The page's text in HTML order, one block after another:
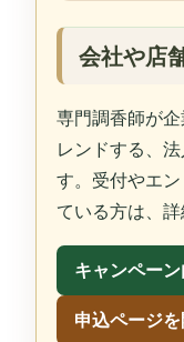
会社や店
専門調香師が
レンドする、
す。受付やエ
ている方は、
キャンペー
申込ページを